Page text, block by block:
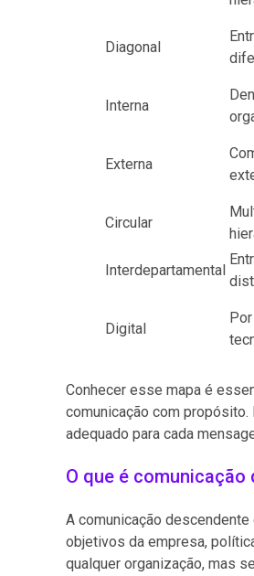
Diagonal
Interna
Externa
Circular
Interdepartamental
Digital
Conhecer esse mapa é
comunicação com
adequado para cada
O que é
A comunicação
objetivos da empresa,
qualquer organização, mas